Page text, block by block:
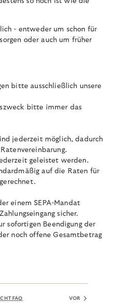
- entweder um schon für
oder auch um früher
bitte ausschließlich unsere
bitte immer das
jederzeit möglich, dadurch
geleistet werden.
auf die Raten für
einem SEPA-Mandat
sicher.
sofortigen Beendigung der
noch offene Gesamtbetrag
FAQ VOR